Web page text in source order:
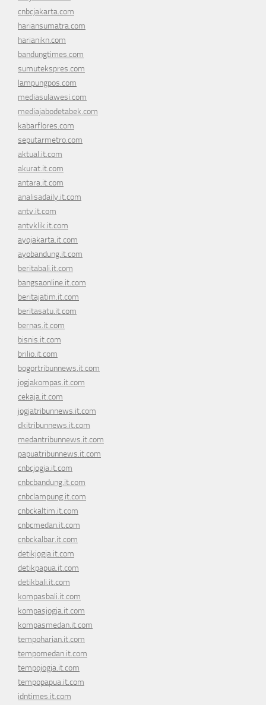
cnbcjakarta.com
hariansumatra.com
harianikn.com
bandungtimes.com
sumutekspres.com
lampungpos.com
mediasulawesi.com
mediajabodetabek.com
kabarflores.com
seputarmetro.com
aktual.it.com
akurat.it.com
antara.it.com
analisadaily.it.com
antv.it.com
antvklik.it.com
ayojakarta.it.com
ayobandung.it.com
beritabali.it.com
bangsaonline.it.com
beritajatim.it.com
beritasatu.it.com
bernas.it.com
bisnis.it.com
brilio.it.com
bogortribunnews.it.com
jogjakompas.it.com
cekaja.it.com
jogjatribunnews.it.com
dkitribunnews.it.com
medantribunnews.it.com
papuatribunnews.it.com
cnbcjogja.it.com
cnbcbandung.it.com
cnbclampung.it.com
cnbckaltim.it.com
cnbcmedan.it.com
cnbckalbar.it.com
detikjogja.it.com
detikpapua.it.com
detikbali.it.com
kompasbali.it.com
kompasjogja.it.com
kompasmedan.it.com
tempoharian.it.com
tempomedan.it.com
tempojogja.it.com
tempopapua.it.com
idntimes.it.com